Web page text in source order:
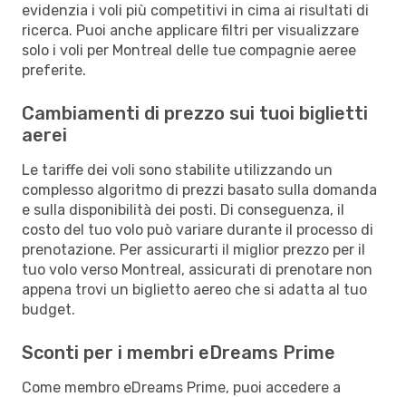
evidenzia i voli più competitivi in cima ai risultati di
ricerca. Puoi anche applicare filtri per visualizzare
solo i voli per Montreal delle tue compagnie aeree
preferite.
Cambiamenti di prezzo sui tuoi biglietti
aerei
Le tariffe dei voli sono stabilite utilizzando un
complesso algoritmo di prezzi basato sulla domanda
e sulla disponibilità dei posti. Di conseguenza, il
costo del tuo volo può variare durante il processo di
prenotazione. Per assicurarti il miglior prezzo per il
tuo volo verso Montreal, assicurati di prenotare non
appena trovi un biglietto aereo che si adatta al tuo
budget.
Sconti per i membri eDreams Prime
Come membro eDreams Prime, puoi accedere a